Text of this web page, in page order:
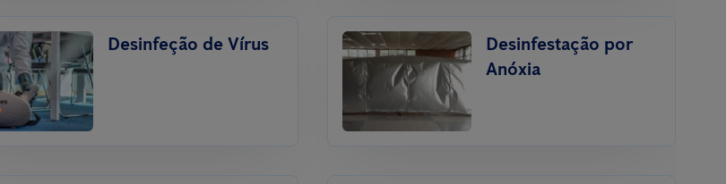
Desinfeção de Vírus
Desinfestação por
Anóxia